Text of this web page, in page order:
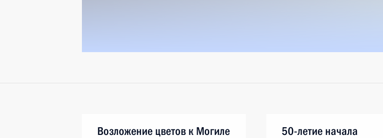
Возложение цветов к Могиле
50-летие начала